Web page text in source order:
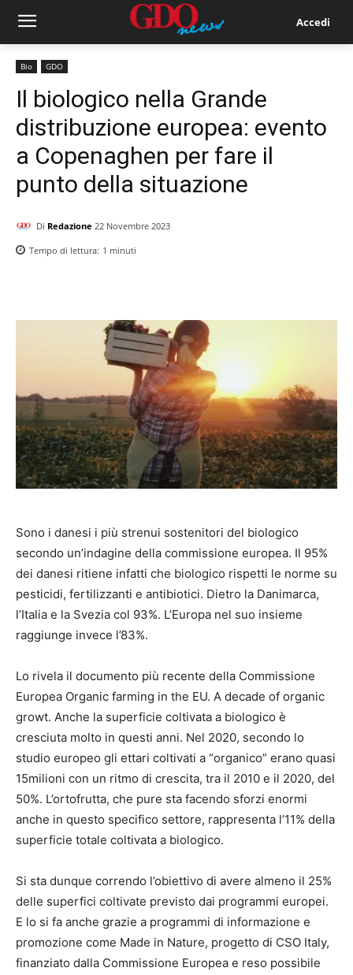
Accedi
Bio GDO
Il biologico nella Grande
distribuzione europea: evento
a Copenaghen per fare il
punto della situazione
Di Redazione 22 Novembre 2023
Tempo di lettura: 1 minuti
Sono i danesi i più strenui sostenitori del biologico
secondo un’indagine della commissione europea. Il 95%
dei danesi ritiene infatti che biologico rispetti le norme su
pesticidi, fertilizzanti e antibiotici. Dietro la Danimarca,
l’Italia e la Svezia col 93%. L’Europa nel suo insieme
raggiunge invece l’83%.
Lo rivela il documento più recente della Commissione
Europea Organic farming in the EU. A decade of organic
growt. Anche la superficie coltivata a biologico è
cresciuta molto in questi anni. Nel 2020, secondo lo
studio europeo gli ettari coltivati a “organico” erano quasi
15milioni con un ritmo di crescita, tra il 2010 e il 2020, del
50%. L’ortofrutta, che pure sta facendo sforzi enormi
anche in questo specifico settore, rappresenta l’11% della
superficie totale coltivata a biologico.
Si sta dunque correndo l’obiettivo di avere almeno il 25%
delle superfici coltivate previsto dai programmi europei.
E lo si fa anche grazie a programmi di informazione e
promozione come Made in Nature, progetto di CSO Italy,
finanziato dalla Commissione Europea e reso possibile